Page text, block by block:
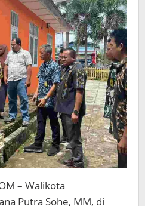
– Walikota
Putra Sohe, MM, di